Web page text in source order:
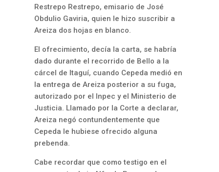
Restrepo Restrepo, emisario de José
Obdulio Gaviria, quien le hizo suscribir a
Areiza dos hojas en blanco.
El ofrecimiento, decía la carta, se habría
dado durante el recorrido de Bello a la
cárcel de Itaguí, cuando Cepeda medió en
la entrega de Areiza posterior a su fuga,
autorizado por el Inpec y el Ministerio de
Justicia. Llamado por la Corte a declarar,
Areiza negó contundentemente que
Cepeda le hubiese ofrecido alguna
prebenda.
Cabe recordar que como testigo en el